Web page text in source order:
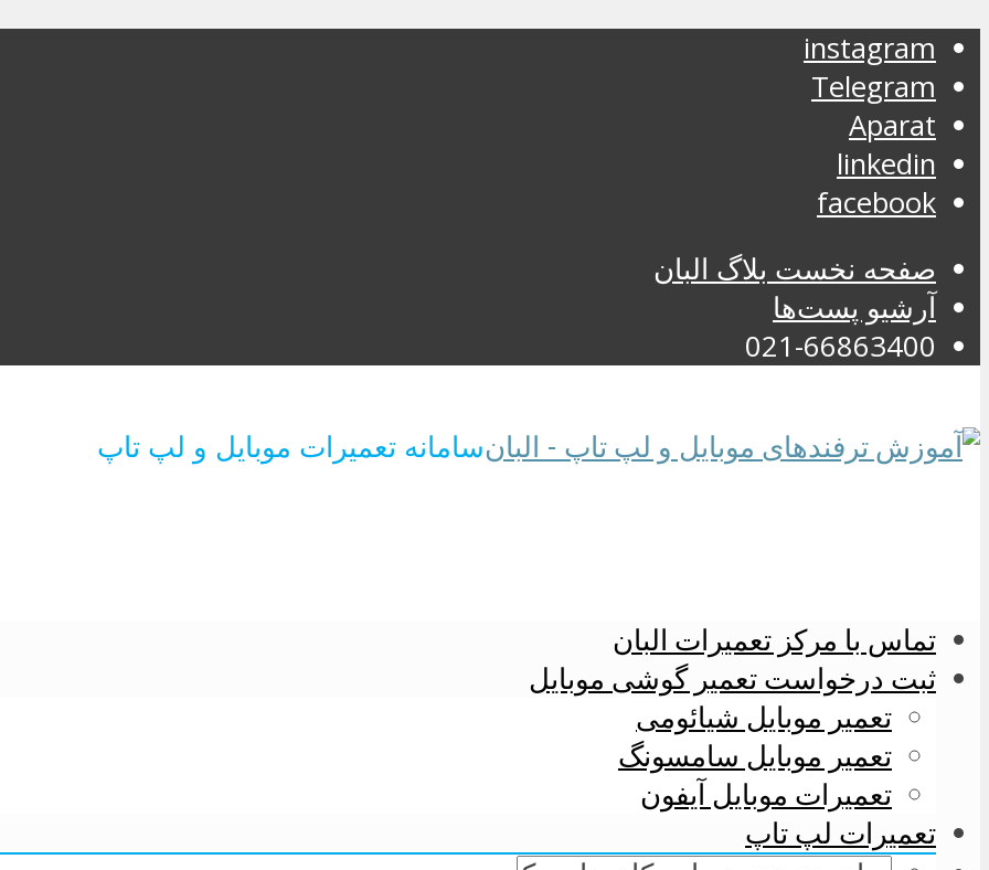
instagram
Telegram
Aparat
linkedin
facebook
صفحه نخست بلاگ البان
آرشیو پست‌ها
021-66863400
سامانه تعمیرات موبایل و لپ تاپ
تماس با مرکز تعمیرات البان
ثبت درخواست تعمیر گوشی موبایل
تعمیر موبایل شیائومی
تعمیر موبایل سامسونگ
تعمیرات موبایل آیفون
تعمیرات لپ تاپ